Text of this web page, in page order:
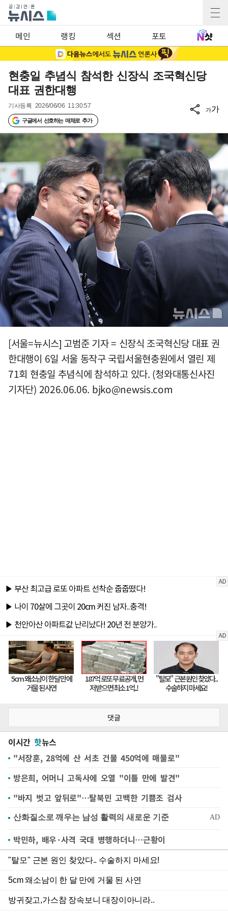
메인 랭킹 섹션 포토
현충일 추념식 참석한 신장식 조국혁신당
대표 권한대행
기사등록 2026/06/06 11:30:57
구글에서 선호하는 매체로 추가
가가
[서울=뉴시스] 고범준 기자 = 신장식 조국혁신당 대표 권
한대행이 6일 서울 동작구 국립서울현충원에서 열린 제
71회 현충일 추념식에 참석하고 있다. (청와대통신사진
기자단) 2026.06.06. bjko@newsis.com
댓글
이시간 핫뉴스
"서장훈, 28억에 산 서초 건물 450억에 매물로"
방은희, 어머니 고독사에 오열 "이틀 만에 발견"
"바지 벗고 앞뒤로"…탈북민 고백한 기쁨조 검사
박민하, 배우·사격 국대 병행하더니…근황이